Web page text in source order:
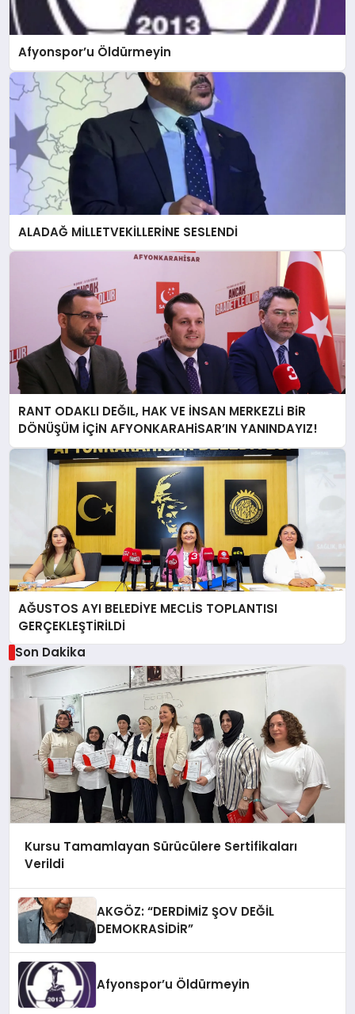
Afyonspor’u Öldürmeyin
ALADAĞ MİLLETVEKİLLERİNE SESLENDİ
RANT ODAKLI DEĞIL, HAK VE İNSAN MERKEZLi BiR
DÖNÜŞÜM İÇiN AFYONKARAHiSAR’IN YANINDAYIZ!
AĞUSTOS AYI BELEDİYE MECLİS TOPLANTISI
GERÇEKLEŞTİRİLDİ
Son Dakika
Kursu Tamamlayan Sürücülere Sertifikaları
Verildi
AKGÖZ: “DERDİMİZ ŞOV DEĞİL
DEMOKRASİDİR”
Afyonspor’u Öldürmeyin